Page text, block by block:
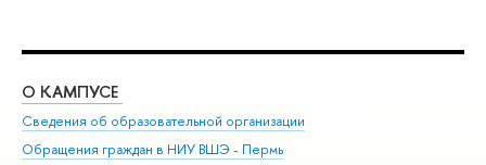
О КАМПУСЕ
Сведения об образовательной организации
Обращения граждан в НИУ ВШЭ - Пермь